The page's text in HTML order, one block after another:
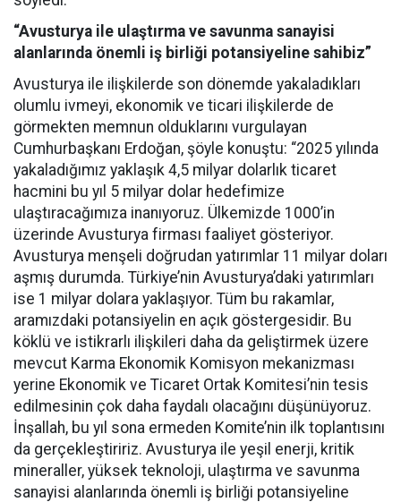
“Avusturya ile ulaştırma ve savunma sanayisi
alanlarında önemli iş birliği potansiyeline sahibiz”
Avusturya ile ilişkilerde son dönemde yakaladıkları
olumlu ivmeyi, ekonomik ve ticari ilişkilerde de
görmekten memnun olduklarını vurgulayan
Cumhurbaşkanı Erdoğan, şöyle konuştu: “2025 yılında
yakaladığımız yaklaşık 4,5 milyar dolarlık ticaret
hacmini bu yıl 5 milyar dolar hedefimize
ulaştıracağımıza inanıyoruz. Ülkemizde 1000’in
üzerinde Avusturya firması faaliyet gösteriyor.
Avusturya menşeli doğrudan yatırımlar 11 milyar doları
aşmış durumda. Türkiye’nin Avusturya’daki yatırımları
ise 1 milyar dolara yaklaşıyor. Tüm bu rakamlar,
aramızdaki potansiyelin en açık göstergesidir. Bu
köklü ve istikrarlı ilişkileri daha da geliştirmek üzere
mevcut Karma Ekonomik Komisyon mekanizması
yerine Ekonomik ve Ticaret Ortak Komitesi’nin tesis
edilmesinin çok daha faydalı olacağını düşünüyoruz.
İnşallah, bu yıl sona ermeden Komite’nin ilk toplantısını
da gerçekleştiririz. Avusturya ile yeşil enerji, kritik
mineraller, yüksek teknoloji, ulaştırma ve savunma
sanayisi alanlarında önemli iş birliği potansiyeline